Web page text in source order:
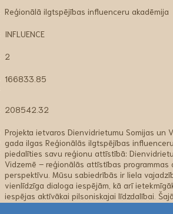
Reģionālā ilgtspējības influenceru akadēmija
INFLUENCE
2
166833.85
208542.32
Projekta ietvaros Dienvidrietumu Somijas un
gada ilgas Reģionālās ilgtspējības
piedalīties savu reģionu attīstībā:
Vidzemē – reģionālās attīstības
perspektīvu. Mūsu sabiedrībās ir liela
vienlīdzīga dialoga iespējām, kā arī
iespējas aktīvākai pilsoniskajai līdzdalībai.
tiek uzskatīti par sabiedrisku pakalpojumu,